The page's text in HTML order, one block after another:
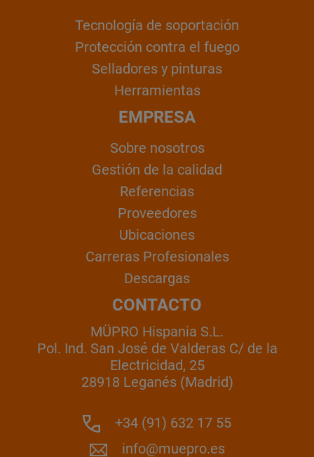
Tecnología de soportación
Protección contra el fuego
Selladores y pinturas
Herramientas
EMPRESA
Sobre nosotros
Gestión de la calidad
Referencias
Proveedores
Ubicaciones
Carreras Profesionales
Descargas
CONTACTO
MÜPRO Hispania S.L.
Pol. Ind. San José de Valderas C/ de la
Electricidad, 25
28918 Leganés (Madrid)
+34 (91) 632 17 55
info@muepro.es